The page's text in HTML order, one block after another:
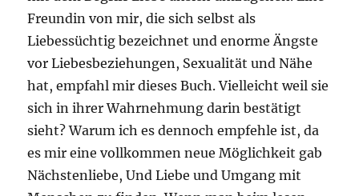
Freundin von mir, die sich selbst als
Liebessüchtig bezeichnet und enorme Ängste
vor Liebesbeziehungen, Sexualität und Nähe
hat, empfahl mir dieses Buch. Vielleicht weil sie
sich in ihrer Wahrnehmung darin bestätigt
sieht? Warum ich es dennoch empfehle ist, da
es mir eine vollkommen neue Möglichkeit gab
Nächstenliebe, Und Liebe und Umgang mit